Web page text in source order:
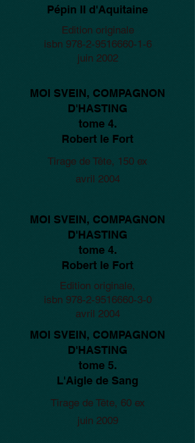
Pépin II d'Aquitaine
Edition originale
isbn 978-2-9516660-1-6
juin 2002
MOI SVEIN, COMPAGNON
D'HASTING
tome 4.
Robert le Fort
Tirage de Tête, 150 ex
avril 2004
MOI SVEIN, COMPAGNON
D'HASTING
tome 4.
Robert le Fort
Edition originale,
isbn 978-2-9516660-3-0
avril 2004
MOI SVEIN, COMPAGNON
D'HASTING
tome 5.
L'Aigle de Sang
Tirage de Tête, 60 ex
juin 2009